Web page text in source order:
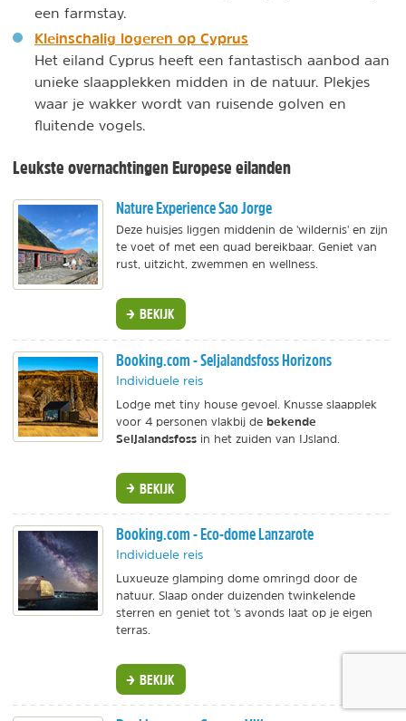
een farmstay.
Kleinschalig logeren op Cyprus
Het eiland Cyprus heeft een fantastisch aanbod aan
unieke slaapplekken midden in de natuur. Plekjes
waar je wakker wordt van ruisende golven en
fluitende vogels.
Leukste overnachtingen Europese eilanden
Nature Experience Sao Jorge
Deze huisjes liggen middenin de 'wildernis' en zijn
te voet of met een quad bereikbaar. Geniet van
rust, uitzicht, zwemmen en wellness.
BEKIJK
Booking.com - Seljalandsfoss Horizons
Individuele reis
Lodge met tiny house gevoel. Knusse slaapplek
voor 4 personen vlakbij de bekende
Seljalandsfoss in het zuiden van IJsland.
BEKIJK
Booking.com - Eco-dome Lanzarote
Individuele reis
Luxueuze glamping dome omringd door de
natuur. Slaap onder duizenden twinkelende
sterren en geniet tot 's avonds laat op je eigen
terras.
BEKIJK